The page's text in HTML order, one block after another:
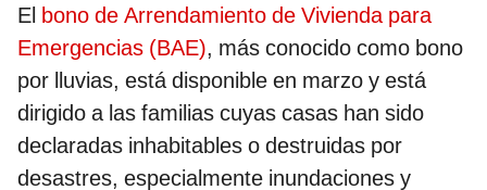
El bono de Arrendamiento de Vivienda para
Emergencias (BAE), más conocido como bono
por lluvias, está disponible en marzo y está
dirigido a las familias cuyas casas han sido
declaradas inhabitables o destruidas por
desastres, especialmente inundaciones y